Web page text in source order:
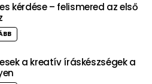
kérdése – felismered az első
a kreatív íráskészségek a